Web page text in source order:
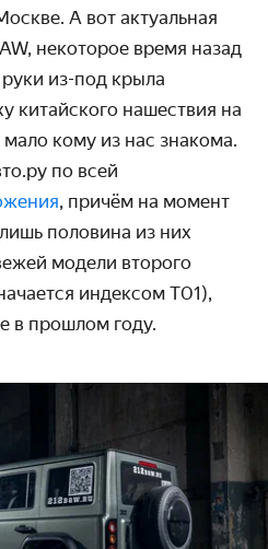
А вот актуальная
некоторое время назад
из-под крыла
китайского нашествия на
кому из нас знакома.
по всей
, причём на момент
половина из них
модели второго
индексом T01),
в прошлом году.